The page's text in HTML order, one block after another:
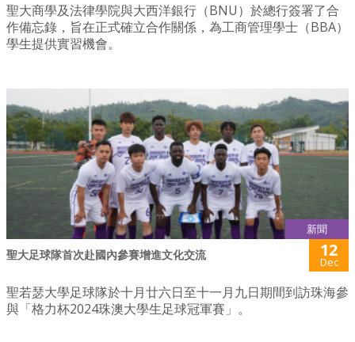
聖大商學及法律學院與大西洋銀行（BNU）於總行簽署了合
作備忘錄，旨在正式確立合作關係，為工商管理學士（BBA）
學生提供實習機會。
新聞
聖大足球隊首次赴國內參賽增進文化交流 12
Dec
聖若瑟大學足球隊於十月廿六日至十一月九日期間到訪珠海參
與「格力杯2024珠澳大學生足球冠軍賽」。